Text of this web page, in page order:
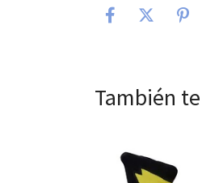
También